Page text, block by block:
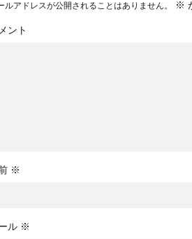
ルアドレスが公開されることはありません。 ※
ント
※
ル ※